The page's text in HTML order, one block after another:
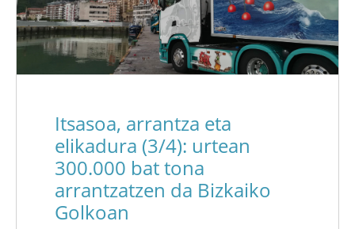
Itsasoa, arrantza eta
elikadura (3/4): urtean
300.000 bat tona
arrantzatzen da Bizkaiko
Golkoan